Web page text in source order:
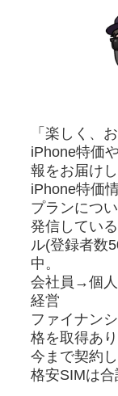
「楽しく、
iPhone特価
報をお届けし
iPhone特価
プランにつ
発信してい
ル(登録者数
中。
会社員→個
経営
ファイナン
格を取得あり
今まで契約
格安SIMは合